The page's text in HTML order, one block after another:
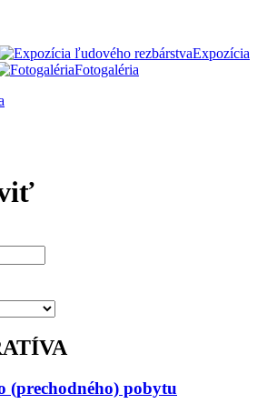
Expozícia
Fotogaléria
(prechodného) pobytu